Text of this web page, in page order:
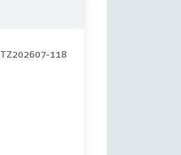
TZ202607-118